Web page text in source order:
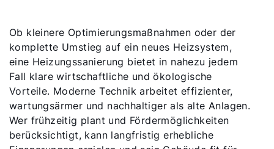
Ob kleinere Optimierungsmaßnahmen oder der
komplette Umstieg auf ein neues Heizsystem,
eine Heizungssanierung bietet in nahezu jedem
Fall klare wirtschaftliche und ökologische
Vorteile. Moderne Technik arbeitet effizienter,
wartungsärmer und nachhaltiger als alte Anlagen.
Wer frühzeitig plant und Fördermöglichkeiten
berücksichtigt, kann langfristig erhebliche